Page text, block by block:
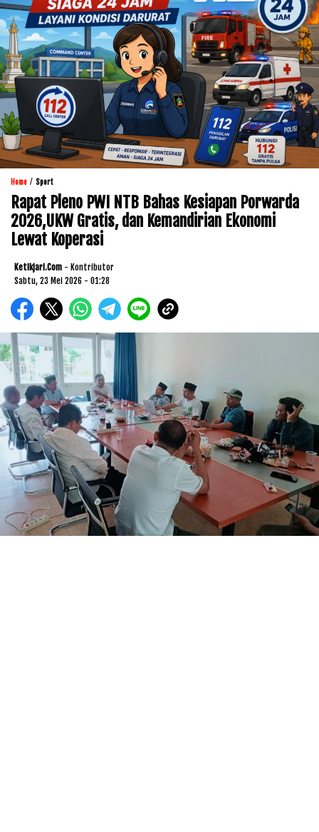
Home / Sport
Rapat Pleno PWI NTB Bahas Kesiapan Porwarda
2026,UKW Gratis, dan Kemandirian Ekonomi
Lewat Koperasi
Ketikjari.com - Kontributor
Sabtu, 23 Mei 2026 - 01:28